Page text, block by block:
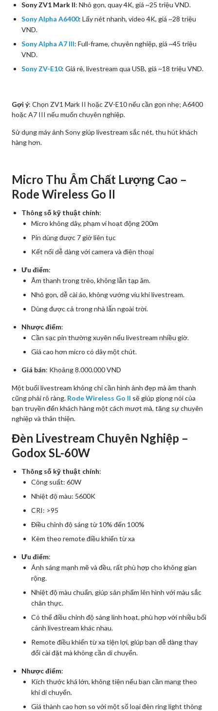
Sony ZV1 Mark II: Nhỏ gọn, quay 4K, giá ~25 triệu VND.
Sony Alpha A6400: Lấy nét nhanh, video 4K, giá ~28 triệu
VND.
Sony Alpha A7 III: Full-frame, chuyên nghiệp, giá ~45 triệu
VND.
Sony ZV-E10: Giá rẻ, livestream qua USB, giá ~18 triệu VND.
Gợi ý: Chọn ZV1 Mark II hoặc ZV-E10 nếu cần gọn nhẹ; A6400
hoặc A7 III nếu muốn chuyên nghiệp.
Sử dụng máy ảnh Sony giúp livestream sắc nét, thu hút khách
hàng hơn.
Micro Thu Âm Chất Lượng Cao –
Rode Wireless Go II
Thông số kỹ thuật chính:
Micro không dây, phạm vi hoạt động 200m
Pin dùng được 7 giờ liên tục
Kết nối dễ dàng với camera và điện thoại
Ưu điểm:
Âm thanh trong trẻo, không lẫn tạp âm.
Nhỏ gọn, dễ cài áo, không vướng víu khi livestream.
Dùng được cả trong nhà lẫn ngoài trời.
Nhược điểm:
Cần sạc pin thường xuyên nếu livestream nhiều giờ.
Giá cao hơn micro có dây một chút.
Giá bán: Khoảng 8.000.000 VND
Một buổi livestream không chỉ cần hình ảnh đẹp mà âm thanh
cũng phải rõ ràng. Rode Wireless Go II sẽ giúp giọng nói của
bạn truyền đến khách hàng một cách mượt mà, tăng sự chuyên
nghiệp và thân thiện.
Đèn Livestream Chuyên Nghiệp –
Godox SL-60W
Thông số kỹ thuật chính:
Công suất: 60W
Nhiệt độ màu: 5600K
CRI: >95
Điều chỉnh độ sáng từ 10% đến 100%
Kèm theo remote điều khiển từ xa
Ưu điểm:
Ánh sáng mạnh mẽ và đều, rất phù hợp cho không gian
rộng.
Nhiệt độ màu chuẩn, giúp sản phẩm lên hình với màu sắc
chân thực.
Có thể điều chỉnh độ sáng linh hoạt, phù hợp với nhiều bối
cảnh livestream khác nhau.
Remote điều khiển từ xa tiện lợi, giúp bạn dễ dàng thay
đổi cài đặt mà không cần di chuyển.
Nhược điểm:
Kích thước khá lớn, không tiện nếu bạn cần mang theo
khi di chuyển.
Giá thành cao hơn so với một số loại đèn ring light thông